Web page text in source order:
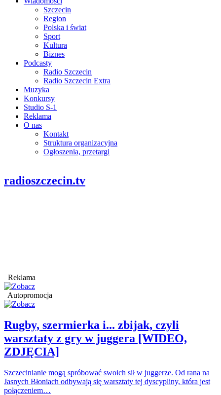
Szczecin
Region
Polska i świat
Sport
Kultura
Biznes
Podcasty
Radio Szczecin
Radio Szczecin Extra
Muzyka
Konkursy
Studio S-1
Reklama
O nas
Kontakt
Struktura organizacyjna
Ogłoszenia, przetargi
radioszczecin.tv
Reklama
Autopromocja
Rugby, szermierka i... zbijak, czyli
warsztaty z gry w juggera [WIDEO,
ZDJĘCIA]
Szczecinianie mogą spróbować swoich sił w juggerze. Od rana na
Jasnych Błoniach odbywają się warsztaty tej dyscypliny, która jest
połączeniem…